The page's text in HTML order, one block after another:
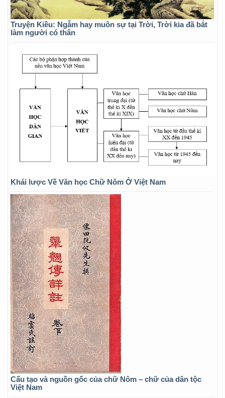
Truyện Kiều: Ngẫm hay muôn sự tại Trời, Trời kia đã bắt
làm người có thân
Khái lược Về Văn học Chữ Nôm Ở Việt Nam
Cấu tạo và nguồn gốc của chữ Nôm – chữ của dân tộc
Việt Nam